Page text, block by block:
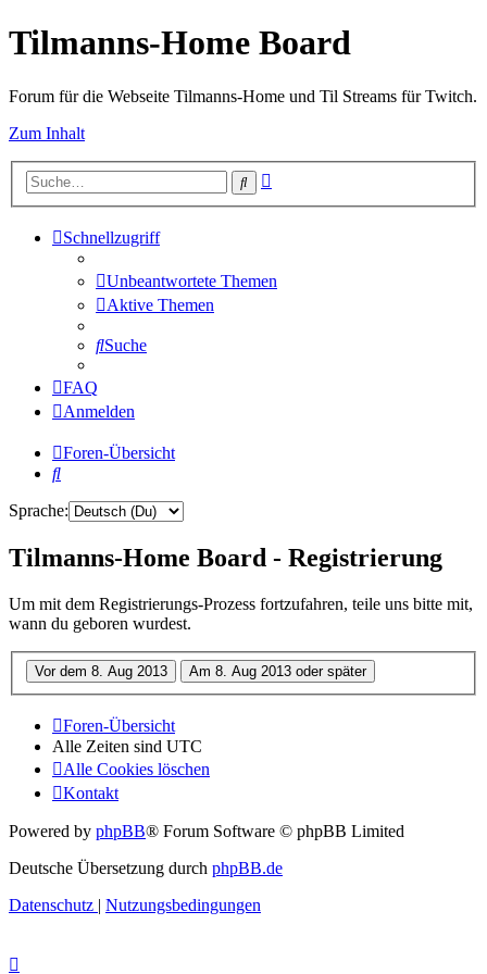
Tilmanns-Home Board
Forum für die Webseite Tilmanns-Home und Til Streams für Twitch.
Zum Inhalt
Suche
Schnellzugriff
Unbeantwortete Themen
Aktive Themen
Suche
FAQ
Anmelden
Foren-Übersicht
Suche
Sprache:
Tilmanns-Home Board - Registrierung
Um mit dem Registrierungs-Prozess fortzufahren, teile uns bitte mit,
wann du geboren wurdest.
Foren-Übersicht
Alle Zeiten sind UTC
Alle Cookies löschen
Kontakt
Powered by phpBB® Forum Software © phpBB Limited
Deutsche Übersetzung durch phpBB.de
Datenschutz | Nutzungsbedingungen